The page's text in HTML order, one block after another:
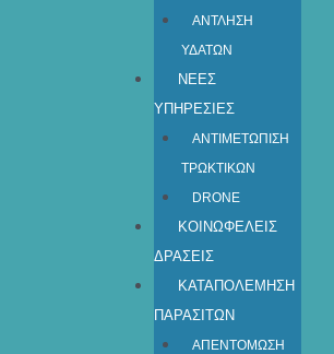
ΑΝΤΛΗΣΗ
ΥΔΑΤΩΝ​
ΝΕΕΣ
ΥΠΗΡΕΣΙΕΣ
ΑΝΤΙΜΕΤΩΠΙΣΗ
ΤΡΩΚΤΙΚΩΝ
DRONE
ΚΟΙΝΩΦΕΛΕΙΣ
ΔΡΑΣΕΙΣ
ΚΑΤΑΠΟΛΕΜΗΣΗ
ΠΑΡΑΣΙΤΩΝ
ΑΠΕΝΤΟΜΩΣΗ